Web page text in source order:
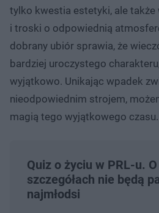
tylko kwestia estetyki, ale
i troski o odpowiednią
dobrany ubiór sprawia, że
bardziej uroczystego
wyjątkowo. Unikając wpadek
nieodpowiednim strojem,
magią tego wyjątkowego czasu.
Quiz o życiu w PRL-u.
szczegółach nie będą
najmłodsi